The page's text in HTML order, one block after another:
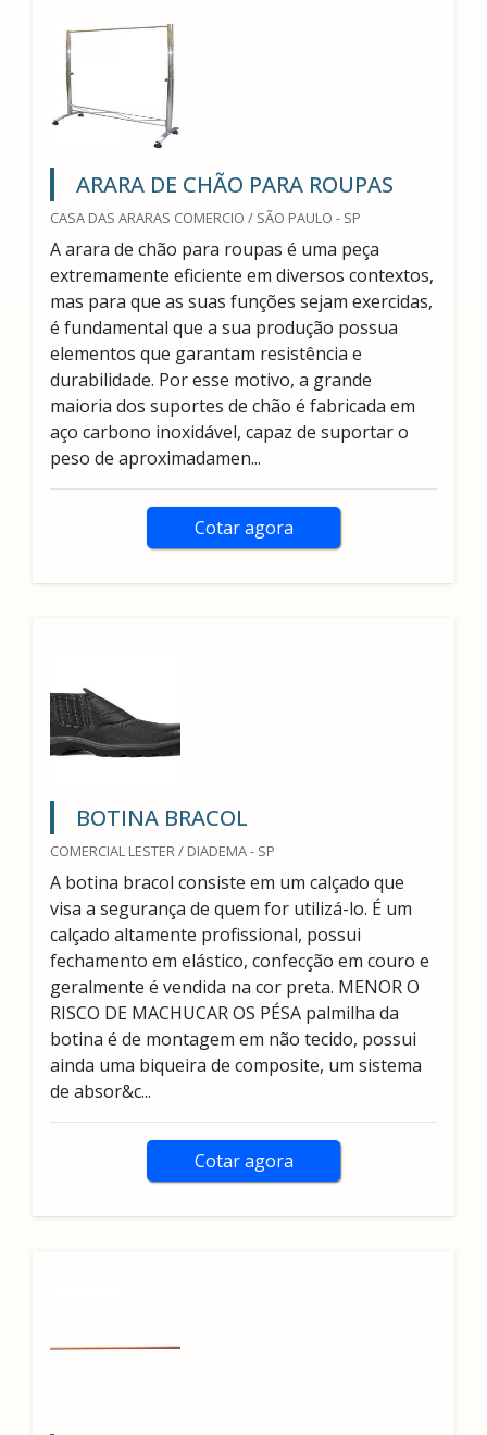
ARARA DE CHÃO PARA ROUPAS
CASA DAS ARARAS COMERCIO / SÃO PAULO - SP
A arara de chão para roupas é uma peça
extremamente eficiente em diversos contextos,
mas para que as suas funções sejam exercidas,
é fundamental que a sua produção possua
elementos que garantam resistência e
durabilidade. Por esse motivo, a grande
maioria dos suportes de chão é fabricada em
aço carbono inoxidável, capaz de suportar o
peso de aproximadamen...
Cotar agora
BOTINA BRACOL
COMERCIAL LESTER / DIADEMA - SP
A botina bracol consiste em um calçado que
visa a segurança de quem for utilizá-lo. É um
calçado altamente profissional, possui
fechamento em elástico, confecção em couro e
geralmente é vendida na cor preta. MENOR O
RISCO DE MACHUCAR OS PÉSA palmilha da
botina é de montagem em não tecido, possui
ainda uma biqueira de composite, um sistema
de absor&c...
Cotar agora